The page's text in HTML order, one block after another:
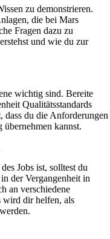
zu demonstrieren.
die bei Mars
Fragen dazu zu
und wie du zur
wichtig sind. Bereite
Qualitätsstandards
dass du die Anforderungen
kannst.
Jobs ist, solltest du
der Vergangenheit in
an verschiedene
wird dir helfen, als